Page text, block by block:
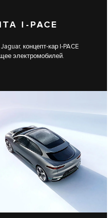
I-PACE
концепт-кар I-PACE
электромобилей.